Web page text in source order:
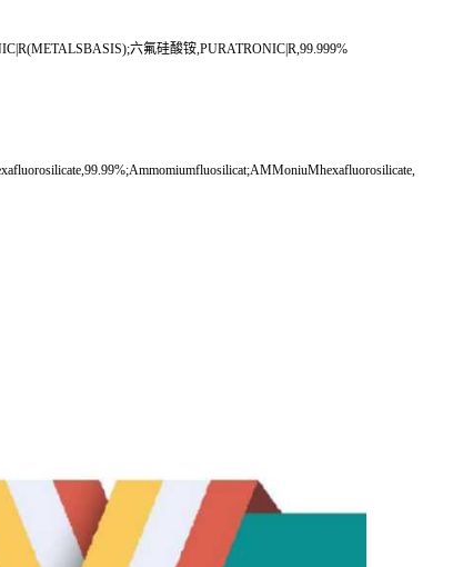
六氟硅酸铵,PURATRONIC|R,99.999%